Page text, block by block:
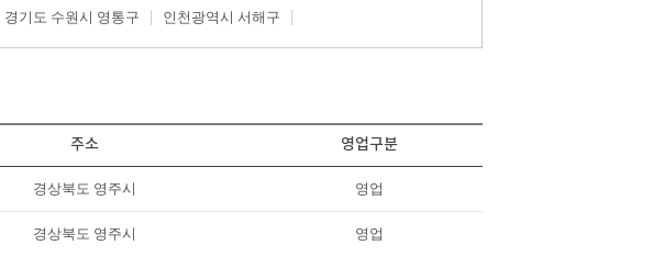
경기도 수원시 영통구 인천광역시 서해구
주소 영업구분
경상북도 영주시 영업
경상북도 영주시 영업